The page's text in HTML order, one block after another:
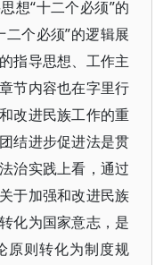
想“十二个必须”的
个必须”的逻辑展
指导思想、工作主
节内容也在字里行
改进民族工作的重
结进步促进法是贯
治实践上看，通过
于加强和改进民族
化为国家意志，是
原则转化为制度规